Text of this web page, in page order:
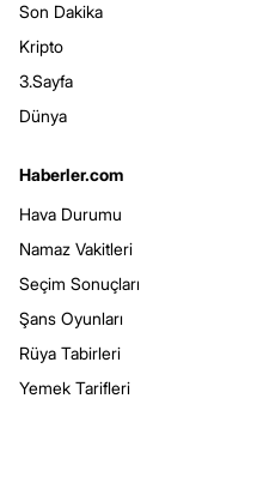
Son Dakika
Kripto
3.Sayfa
Dünya
Haberler.com
Hava Durumu
Namaz Vakitleri
Seçim Sonuçları
Şans Oyunları
Rüya Tabirleri
Yemek Tarifleri